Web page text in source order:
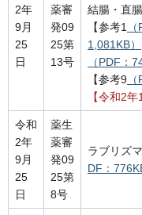
2年
9月
25
日
薬審
発09
25第
13号
結腸・直
【参考1
1,081KB）
（PDF：
【参考9
【令和2
令和
2年
9月
25
日
薬生
薬審
発09
25第
8号
ラブリズ
DF：